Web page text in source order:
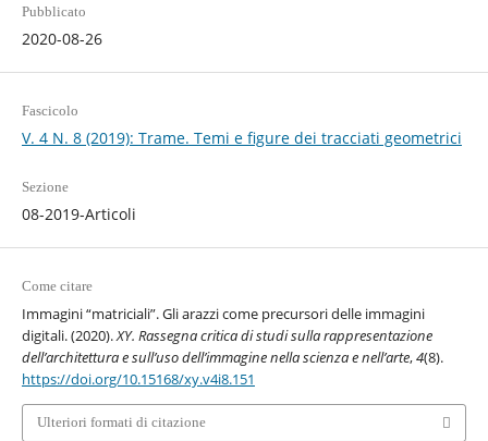
Pubblicato
2020-08-26
Fascicolo
V. 4 N. 8 (2019): Trame. Temi e figure dei tracciati geometrici
Sezione
08-2019-Articoli
Come citare
Immagini “matriciali”. Gli arazzi come precursori delle immagini
digitali. (2020).XY. Rassegna critica di studi sulla rappresentazione
dell’architettura e sull’uso dell’immagine nella scienza e nell’arte,4(8).
https://doi.org/10.15168/xy.v4i8.151
Ulteriori formati di citazione